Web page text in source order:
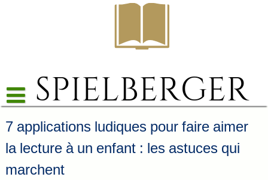
7 applications ludiques pour faire aimer
la lecture à un enfant : les astuces qui
marchent